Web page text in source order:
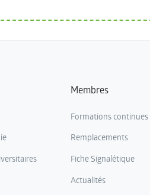
Membres
Formations continues
Remplacements
Fiche Signalétique
Actualités